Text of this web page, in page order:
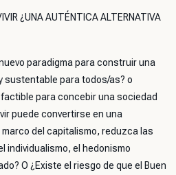
¿UNA AUTÉNTICA ALTERNATIVA
paradigma para construir una
sustentable para todos/as? o
para concebir una sociedad
puede convertirse en una
del capitalismo, reduzca las
individualismo, el hedonismo
O ¿Existe el riesgo de que el Buen